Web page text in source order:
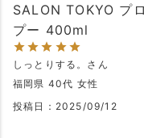
SALON TOKYO プ
プー 400ml
しっとりする。
福岡県 40代 女性
投稿日
2025/09/12